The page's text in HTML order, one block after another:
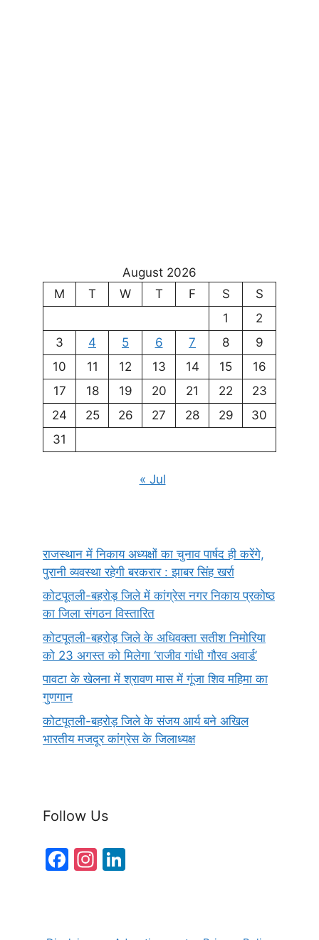
August 2026
M
T W T F S
S
1
2
3
4 5 6 7 8
9
10
11 12 13 14 15
16
17
18 19 20 21 22
23
24
25 26 27 28 29
30
31
« Jul
राजस्थान में निकाय अध्यक्षों का चुनाव पार्षद ही करेंगे,
पुरानी व्यवस्था रहेगी बरकरार : झाबर सिंह खर्रा
कोटपूतली-बहरोड़ जिले में कांग्रेस नगर निकाय प्रकोष्ठ
का जिला संगठन विस्तारित
कोटपूतली-बहरोड़ जिले के अधिवक्ता सतीश निमोरिया
को 23 अगस्त को मिलेगा ‘राजीव गांधी गौरव अवार्ड’
पावटा के खेलना में श्रावण मास में गूंजा शिव महिमा का
गुणगान
कोटपूतली-बहरोड़ जिले के संजय आर्य बने अखिल
भारतीय मजदूर कांग्रेस के जिलाध्यक्ष
Follow Us
F
In